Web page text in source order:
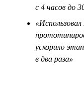
с 4 часов до
ускорило
в два раза»